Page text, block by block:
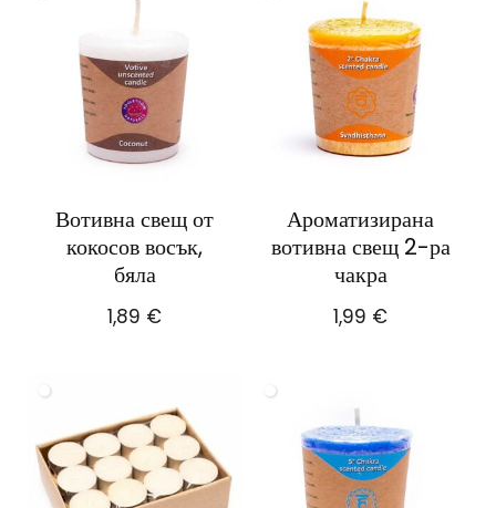
Вотивна свещ от
кокосов восък,
бяла
1,89 €
Ароматизирана
вотивна свещ 2-ра
чакра
1,99 €